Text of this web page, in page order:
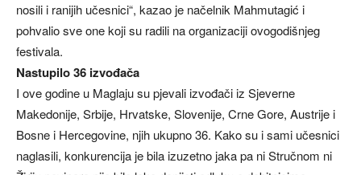
nosili i ranijih učesnici“, kazao je načelnik Mahmutagić i
pohvalio sve one koji su radili na organizaciji ovogodišnjeg
festivala.
Nastupilo 36 izvođača
I ove godine u Maglaju su pjevali izvođači iz Sjeverne
Makedonije, Srbije, Hrvatske, Slovenije, Crne Gore, Austrije i
Bosne i Hercegovine, njih ukupno 36. Kako su i sami učesnici
naglasili, konkurencija je bila izuzetno jaka pa ni Stručnom ni